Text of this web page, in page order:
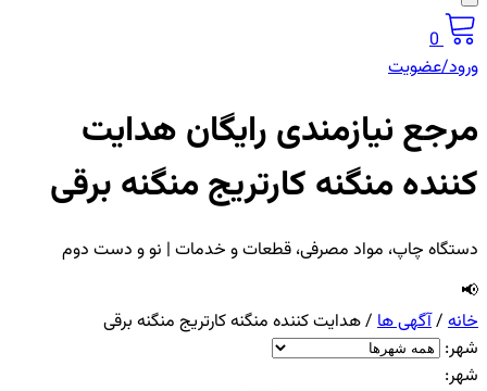
0
ورود/عضویت
مرجع نیازمندی رایگان هدایت
کننده منگنه کارتریج منگنه برقی
دستگاه چاپ، مواد مصرفی، قطعات و خدمات | نو و دست دوم
📢
خانه /آگهی ها /هدایت کننده منگنه کارتریج منگنه برقی
شهر:
شهر: